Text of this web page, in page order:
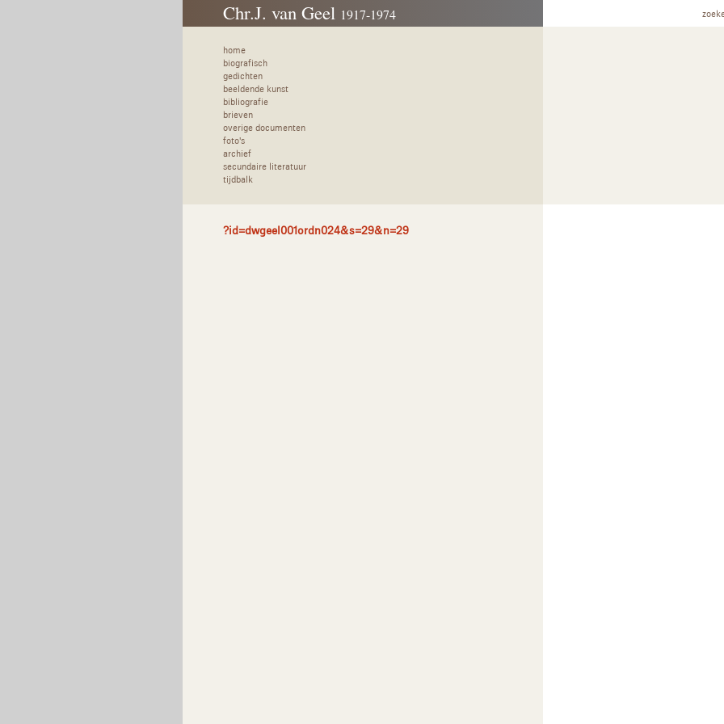
Chr.J. van Geel 1917-1974
home
biografisch
gedichten
beeldende kunst
bibliografie
brieven
overige documenten
foto's
archief
secundaire literatuur
tijdbalk
?id=dwgeel001ordn024&s=29&n=29